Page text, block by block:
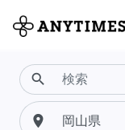
search
place